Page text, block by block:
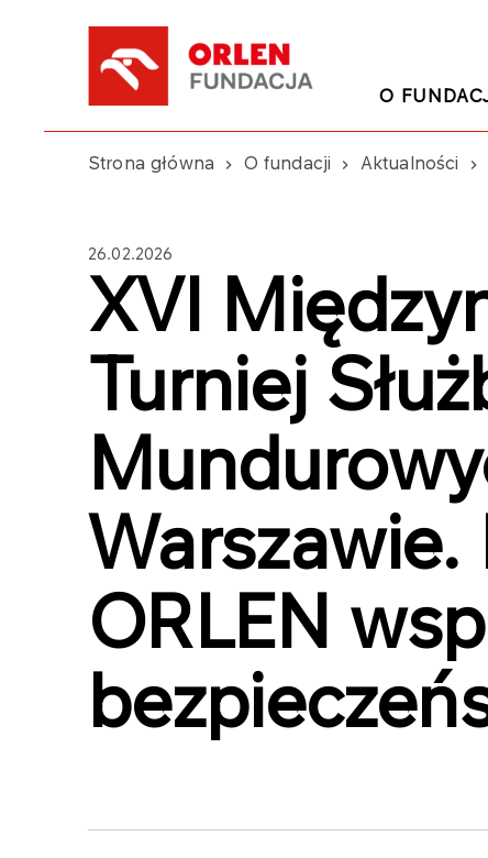
O
Strona główna O fundacji Aktualności
26.02.2026
XVI
Turniej
Warszawie.
ORLEN